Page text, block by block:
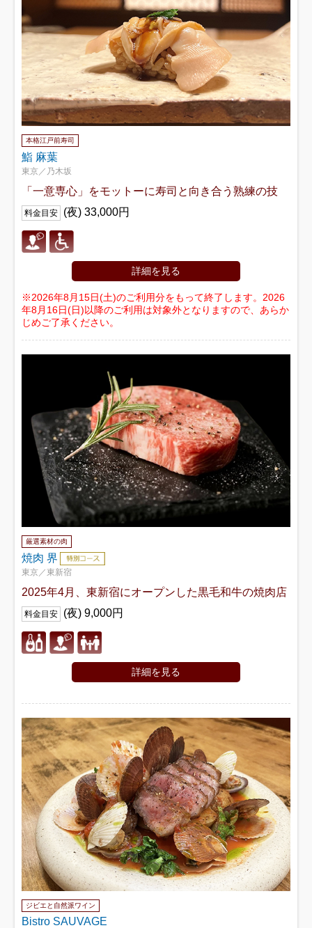
本格江戸前寿司
鮨 麻葉
東京／乃木坂
「一意専心」をモットーに寿司と向き合う熟練の技
料金目安 (夜) 33,000円
詳細を見る
※2026年8月15日(土)のご利用分をもって終了します。2026
年8月16日(日)以降のご利用は対象外となりますので、あらか
じめご了承ください。
厳選素材の肉
焼肉 界
東京／東新宿
2025年4月、東新宿にオープンした黒毛和牛の焼肉店
料金目安 (夜) 9,000円
詳細を見る
ジビエと自然派ワイン
Bistro SAUVAGE